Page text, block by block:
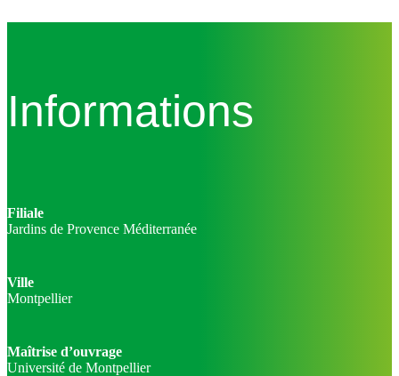
Informations
Filiale
Jardins de Provence Méditerranée
Ville
Montpellier
Maîtrise d’ouvrage
Université de Montpellier